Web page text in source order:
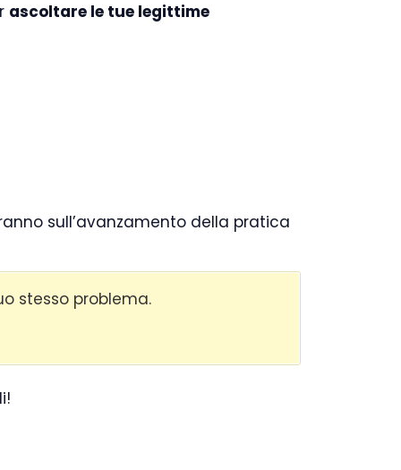
ascoltare le tue legittime
sull’avanzamento della pratica
stesso problema.